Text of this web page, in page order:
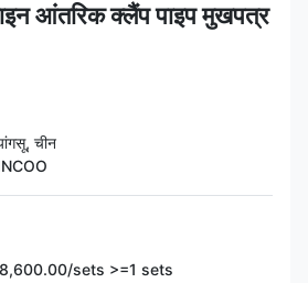
आंतरिक क्लैंप पाइप मुखपत्र
चीन
sets >=1 sets